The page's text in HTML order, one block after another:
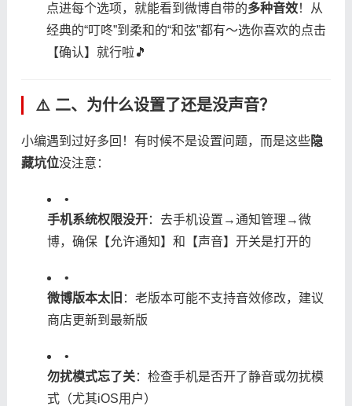
点进每个选项，就能看到微博自带的​​多种音效​​！从
经典的“叮咚”到柔和的“和弦”都有～选你喜欢的点击
【确认】就行啦🎵
⚠️ 二、为什么设置了还是没声音？
小编遇到过好多回！有时候不是设置问题，而是这些​​隐
藏坑位​​没注意：
•
​手机系统权限没开​​：去手机设置→通知管理→微
博，确保【允许通知】和【声音】开关是打开的
•
​微博版本太旧​ ​：老版本可能不支持音效修改，建议
商店更新到最新版
•
​勿扰模式忘了关​​：检查手机是否开了静音或勿扰模
式（尤其iOS用户）